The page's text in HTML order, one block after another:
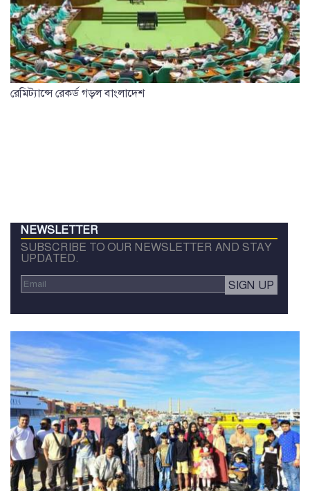
রেমিট্যান্সে রেকর্ড গড়ল বাংলাদেশ
NEWSLETTER
SUBSCRIBE TO OUR NEWSLETTER AND STAY
UPDATED.